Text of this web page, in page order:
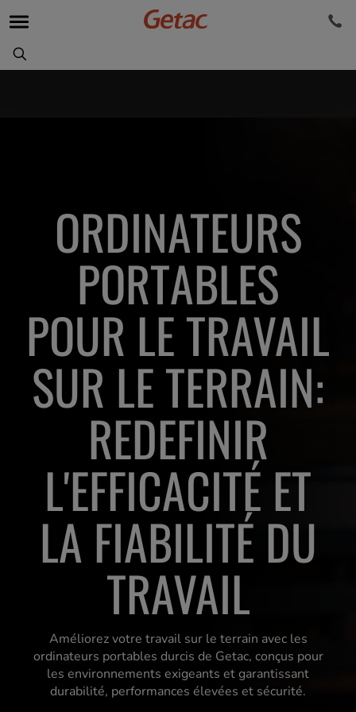
ORDINATEURS
PORTABLES
POUR LE TRAVAIL
SUR LE TERRAIN:
REDEFINIR
L'EFFICACITÉ ET
LA FIABILITÉ DU
TRAVAIL
Améliorez votre travail sur le terrain avec les
ordinateurs portables durcis de Getac, conçus pour
les environnements exigeants et garantissant
durabilité, performances élevées et sécurité.